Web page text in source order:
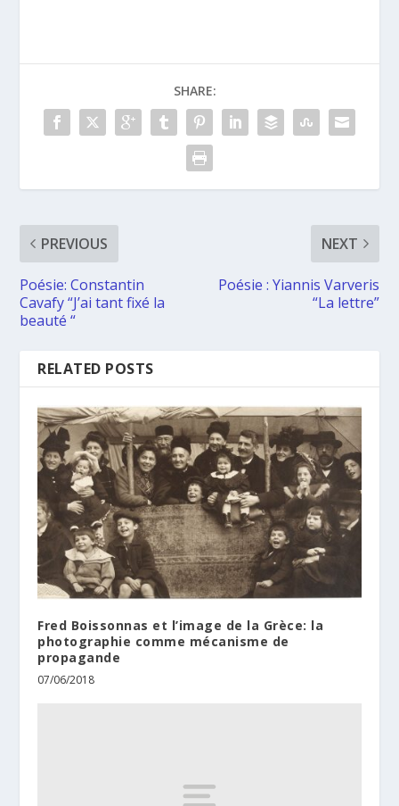
SHARE:
PREVIOUS
Poésie: Constantin
Cavafy “J’ai tant fixé la
beauté “
NEXT
Poésie : Yiannis Varveris
“La lettre”
RELATED POSTS
Fred Boissonnas et l’image de la Grèce: la
photographie comme mécanisme de
propagande
07/06/2018